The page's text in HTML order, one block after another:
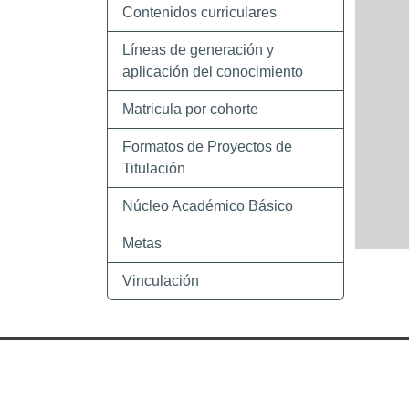
Contenidos curriculares
Líneas de generación y
aplicación del conocimiento
Matricula por cohorte
Formatos de Proyectos de
Titulación
Núcleo Académico Básico
Metas
Vinculación